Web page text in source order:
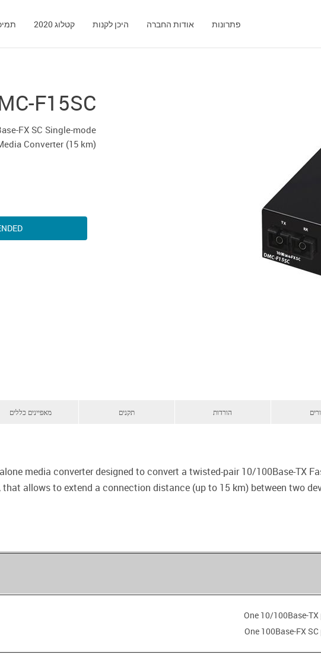
פתרונות אודות החברה היכן לקנות קטלוג 2020
F15SC
FX SC Single-mode
Converter (15 km)
מאפיינים כללים תקנים הורדות
media converter designed to convert a twisted-pair 10/100Base-TX
allows to extend a connection distance (up to 15 km) between two